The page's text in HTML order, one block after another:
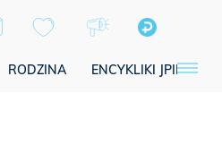
RODZINA ENCYKLIKI JPII